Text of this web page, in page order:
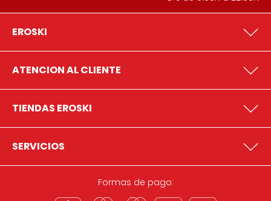
EROSKI
ATENCION AL CLIENTE
TIENDAS EROSKI
SERVICIOS
Formas de pago: